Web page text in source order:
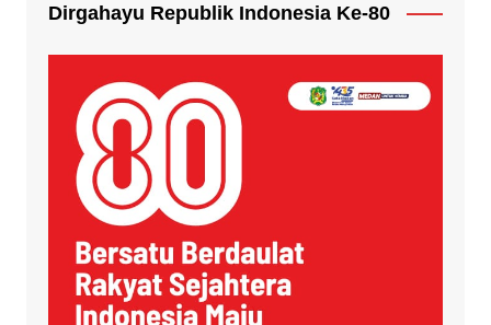
Dirgahayu Republik Indonesia Ke-80